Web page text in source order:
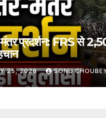
प्रदर्शन: FRS से
25, 2026 SONU